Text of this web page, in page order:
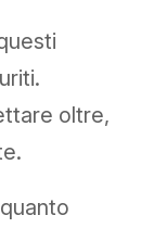
oltre,